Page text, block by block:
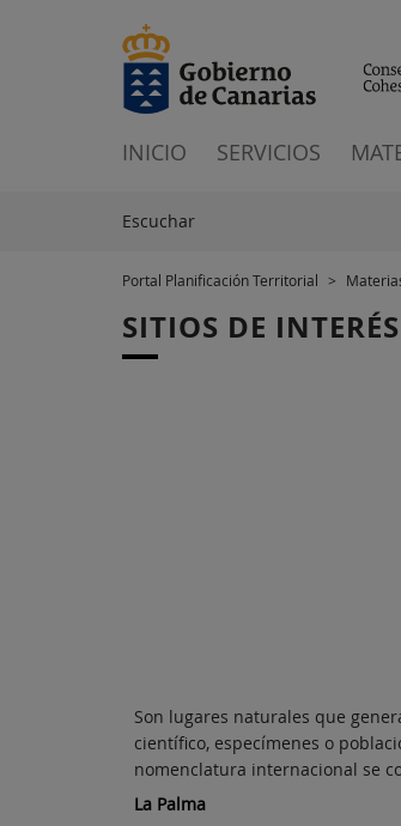
INICIO SERVICIOS
Escuchar
Portal Planificación Territorial >
SITIOS DE
Son lugares naturales que
científico, especímenes o
nomenclatura internacional se
La Palma